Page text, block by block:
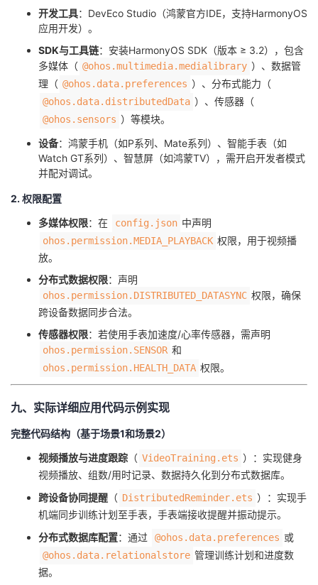
​开发工具​​：DevEco Studio（鸿蒙官方IDE，支持HarmonyOS
应用开发）。
​SDK与工具链​​：安装HarmonyOS SDK（版本 ≥ 3.2），包含
多媒体（ @ohos.multimedia.medialibrary ）、数据管
理（ @ohos.data.preferences ）、分布式能力（
@ohos.data.distributedData ）、传感器（
@ohos.sensors ）等模块。
​设备​​：鸿蒙手机（如P系列、Mate系列）、智能手表（如
Watch GT系列）、智慧屏（如鸿蒙TV），需开启开发者模式
并配对调试。
2. 权限配置
​多媒体权限​​：在 config.json 中声明
ohos.permission.MEDIA_PLAYBACK 权限，用于视频播
放。
​分布式数据权限​​：声明
ohos.permission.DISTRIBUTED_DATASYNC 权限，确保
跨设备数据同步合法。
​传感器权限​​：若使用手表加速度/心率传感器，需声明
ohos.permission.SENSOR 和
ohos.permission.HEALTH_DATA 权限。
九、实际详细应用代码示例实现
完整代码结构（基于场景1和场景2）
​视频播放与进度跟踪​ ​（ VideoTraining.ets ）：实现健身
视频播放、组数/用时记录、数据持久化到分布式数据库。
​跨设备协同提醒​ ​（ DistributedReminder.ets ）：实现手
机端同步训练计划至手表，手表端接收提醒并振动提示。
​分布式数据库配置​​：通过 @ohos.data.preferences 或
@ohos.data.relationalstore 管理训练计划和进度数
据。